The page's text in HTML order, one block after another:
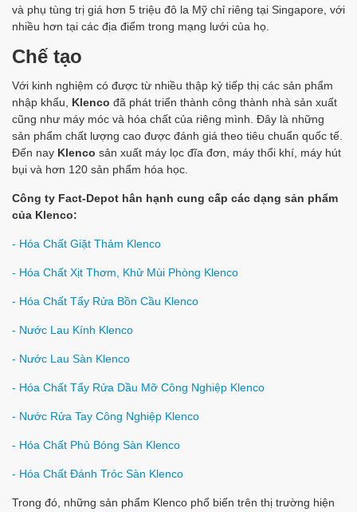
và phụ tùng trị giá hơn 5 triệu đô la Mỹ chỉ riêng tại Singapore, với
nhiều hơn tại các địa điểm trong mạng lưới của họ.
Chế tạo
Với kinh nghiệm có được từ nhiều thập kỷ tiếp thị các sản phẩm
nhập khẩu, Klenco đã phát triển thành công thành nhà sản xuất
cũng như máy móc và hóa chất của riêng mình. Đây là những
sản phẩm chất lượng cao được đánh giá theo tiêu chuẩn quốc tế.
Đến nay Klenco sản xuất máy lọc đĩa đơn, máy thổi khí, máy hút
bụi và hơn 120 sản phẩm hóa học.
Công ty Fact-Depot hân hạnh cung cấp các dạng sản phẩm
của Klenco:
- Hóa Chất Giặt Thảm Klenco
- Hóa Chất Xịt Thơm, Khử Mùi Phòng Klenco
- Hóa Chất Tẩy Rửa Bồn Cầu Klenco
- Nước Lau Kính Klenco
- Nước Lau Sàn Klenco
- Hóa Chất Tẩy Rửa Dầu Mỡ Công Nghiệp Klenco
- Nước Rửa Tay Công Nghiệp Klenco
- Hóa Chất Phủ Bóng Sàn Klenco
- Hóa Chất Đánh Tróc Sàn Klenco
Trong đó, những sản phẩm Klenco phổ biến trên thị trường hiện